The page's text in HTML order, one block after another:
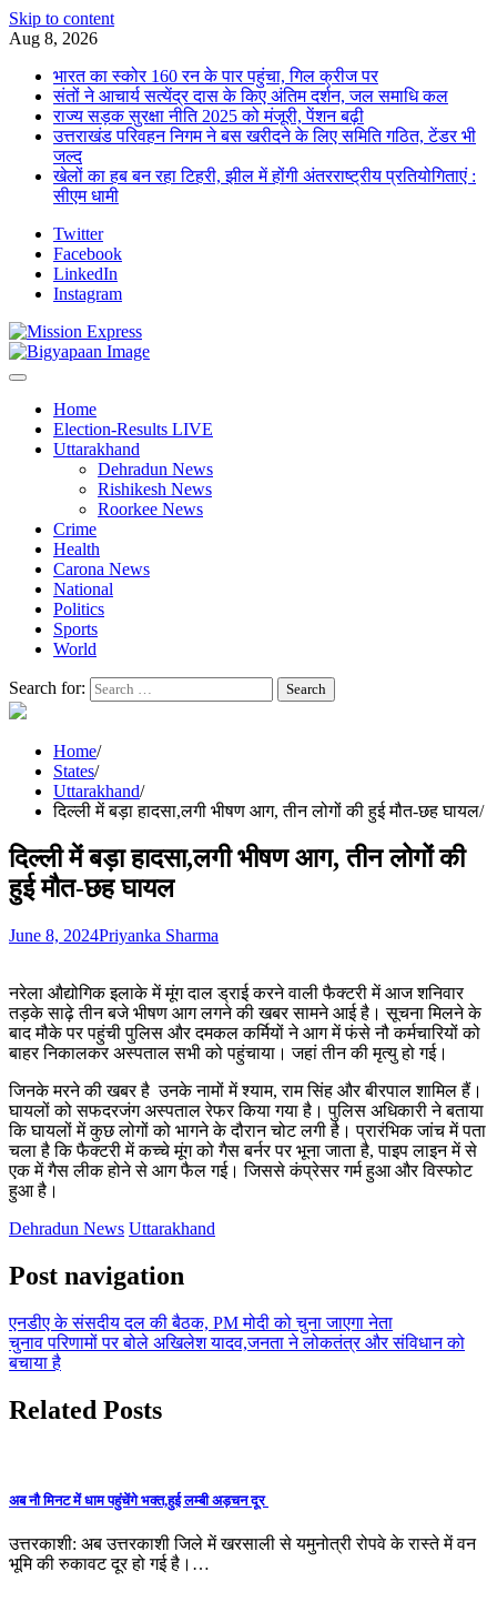
Skip to content
Aug 8, 2026
भारत का स्कोर 160 रन के पार पहुंचा, गिल क्रीज पर
संतों ने आचार्य सत्येंद्र दास के किए अंतिम दर्शन, जल समाधि कल
राज्य सड़क सुरक्षा नीति 2025 को मंजूरी, पेंशन बढ़ी
उत्तराखंड परिवहन निगम ने बस खरीदने के लिए समिति गठित, टेंडर भी
जल्द
खेलों का हब बन रहा टिहरी, झील में होंगी अंतरराष्ट्रीय प्रतियोगिताएं :
सीएम धामी
Twitter
Facebook
LinkedIn
Instagram
Home
Election-Results LIVE
Uttarakhand
Dehradun News
Rishikesh News
Roorkee News
Crime
Health
Carona News
National
Politics
Sports
World
Search for:
Home
States
Uttarakhand
दिल्ली में बड़ा हादसा,लगी भीषण आग, तीन लोगों की हुई मौत-छह घायल
दिल्ली में बड़ा हादसा,लगी भीषण आग, तीन लोगों की
हुई मौत-छह घायल
June 8, 2024Priyanka Sharma
नरेला औद्योगिक इलाके में मूंग दाल ड्राई करने वाली फैक्टरी में आज शनिवार
तड़के साढ़े तीन बजे भीषण आग लगने की खबर सामने आई है। सूचना मिलने के
बाद मौके पर पहुंची पुलिस और दमकल कर्मियों ने आग में फंसे नौ कर्मचारियों को
बाहर निकालकर अस्पताल सभी को पहुंचाया। जहां तीन की मृत्यु हो गई।
जिनके मरने की खबर है उनके नामों में श्याम, राम सिंह और बीरपाल शामिल हैं।
घायलों को सफदरजंग अस्पताल रेफर किया गया है। पुलिस अधिकारी ने बताया
कि घायलों में कुछ लोगों को भागने के दौरान चोट लगी है। प्रारंभिक जांच में पता
चला है कि फैक्टरी में कच्चे मूंग को गैस बर्नर पर भूना जाता है, पाइप लाइन में से
एक में गैस लीक होने से आग फैल गई। जिससे कंप्रेसर गर्म हुआ और विस्फोट
हुआ है।
Dehradun News Uttarakhand
Post navigation
एनडीए के संसदीय दल की बैठक, PM मोदी को चुना जाएगा नेता
चुनाव परिणामों पर बोले अखिलेश यादव,जनता ने लोकतंत्र और संविधान को
बचाया है
Related Posts
अब नौ मिनट में धाम पहुंचेंगे भक्त,हुई लम्बी अड़चन दूर
उत्तरकाशी: अब उत्तरकाशी जिले में खरसाली से यमुनोत्री रोपवे के रास्ते में वन
भूमि की रुकावट दूर हो गई है।…